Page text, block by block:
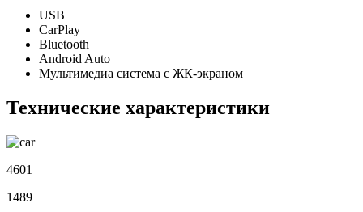
USB
CarPlay
Bluetooth
Android Auto
Мультимедиа система с ЖК-экраном
Технические характеристики
4601
1489